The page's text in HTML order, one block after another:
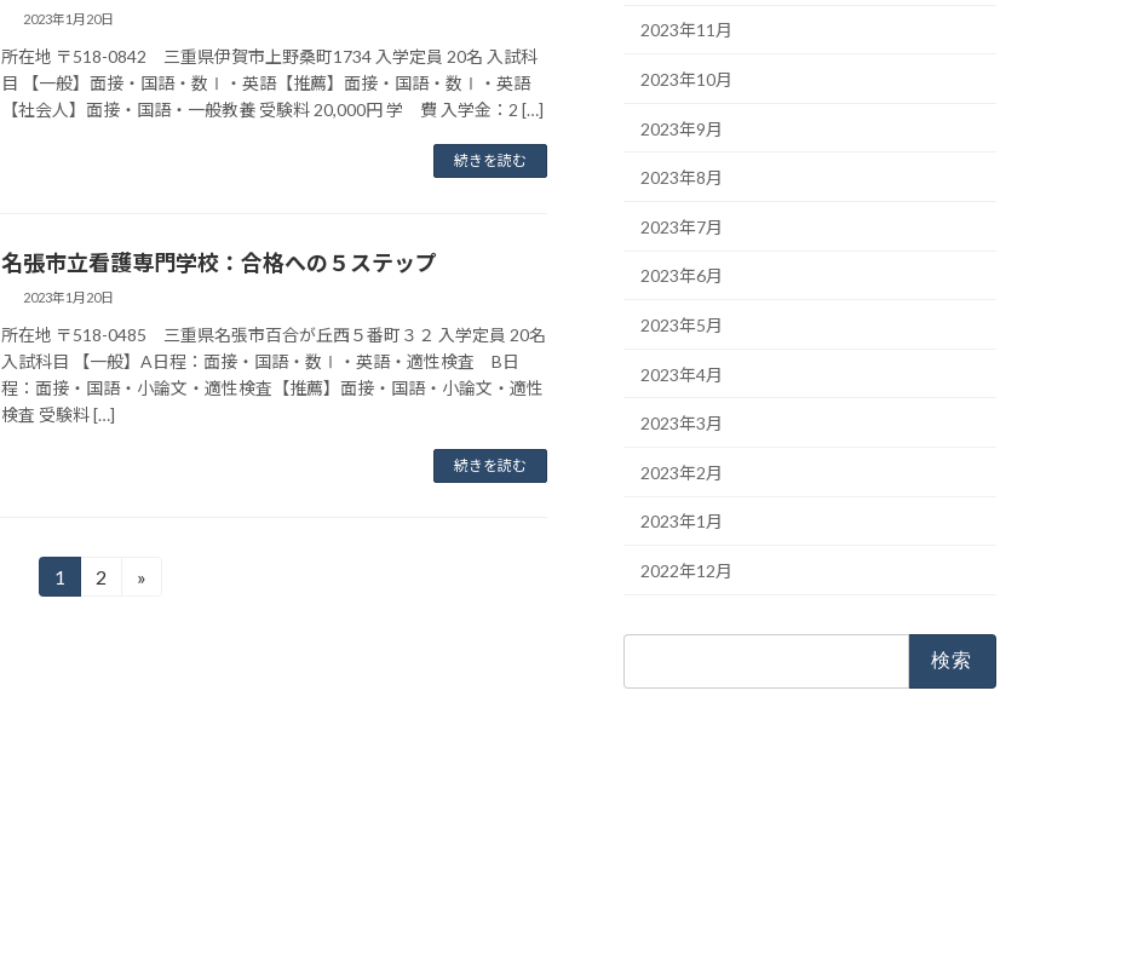
2023年1月20日
所在地 〒518-0842 三重県伊賀市上野桑町1734 入学定員 20名 入試科
目 【一般】面接・国語・数Ⅰ・英語【推薦】面接・国語・数Ⅰ・英語
【社会人】面接・国語・一般教養 受験料 20,000円 学 費 入学金：2 […]
続きを読む
名張市立看護専門学校：合格への５ステップ
2023年1月20日
所在地 〒518-0485 三重県名張市百合が丘西５番町３２ 入学定員 20名
入試科目 【一般】A日程：面接・国語・数Ⅰ・英語・適性検査 B日
程：面接・国語・小論文・適性検査【推薦】面接・国語・小論文・適性
検査 受験料 […]
続きを読む
固
1
固
2 »
2023年11月
2023年10月
2023年9月
2023年8月
2023年7月
2023年6月
2023年5月
2023年4月
2023年3月
2023年2月
2023年1月
2022年12月